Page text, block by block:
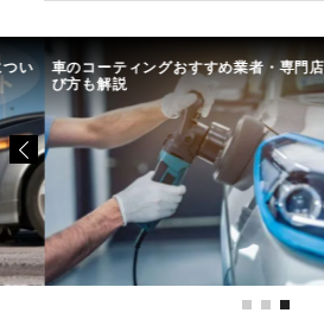
い 車のコーティングおすすめ業者・専門
び方も解説